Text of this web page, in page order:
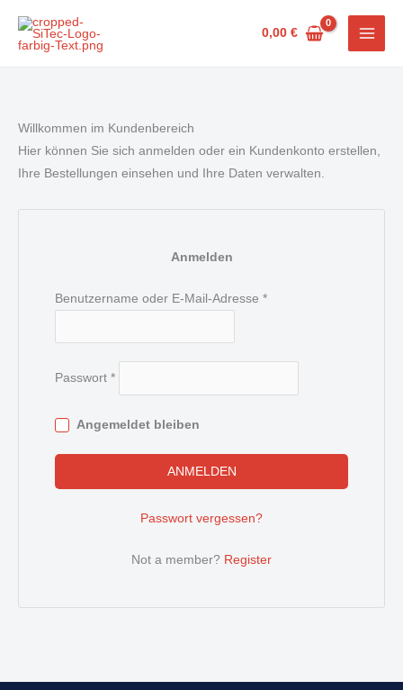
Inhalt
springen
0,00 €
Willkommen im Kundenbereich
Hier können Sie sich anmelden oder ein Kundenkonto erstellen,
Ihre Bestellungen einsehen und Ihre Daten verwalten.
Anmelden
Benutzername oder E-Mail-Adresse *
Passwort *
Angemeldet bleiben
ANMELDEN
Passwort vergessen?
Not a member? Register